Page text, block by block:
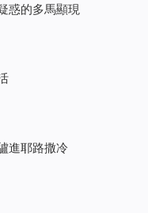
惑的多馬顯現
進耶路撒冷